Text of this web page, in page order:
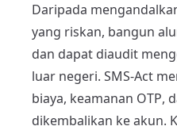
Daripada
yang riskan, bangun
dan dapat diaudit
luar negeri. SMS-Act
biaya, keamanan OTP,
dikembalikan ke akun.